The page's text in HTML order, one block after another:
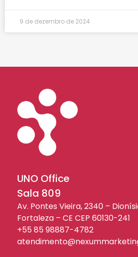
9 de dezembro de 2024
UNO Office
Sala 809
Av. Pontes Vieira, 2340 –
Fortaleza – CE CEP 60130-241
+55 85 98887-4782